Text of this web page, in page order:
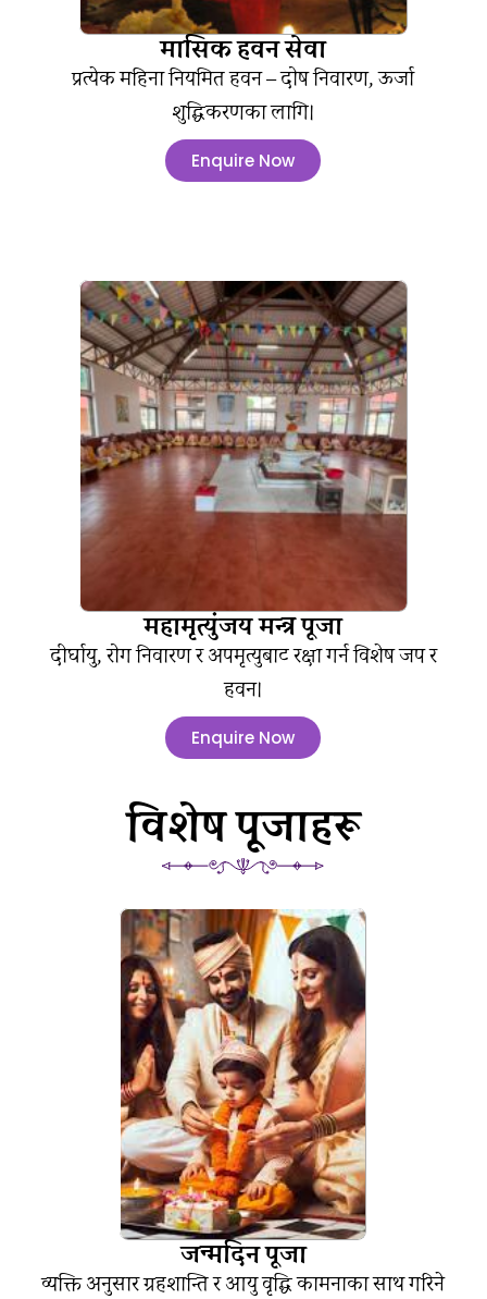
मासिक हवन सेवा
प्रत्येक महिना नियमित हवन – दोष निवारण, ऊर्जा
शुद्धिकरणका लागि।
Enquire Now
महामृत्युंजय मन्त्र पूजा
दीर्घायु, रोग निवारण र अपमृत्युबाट रक्षा गर्न विशेष जप र
हवन।
Enquire Now
विशेष पूजाहरू
जन्मदिन पूजा
व्यक्ति अनुसार ग्रहशान्ति र आयु वृद्धि कामनाका साथ गरिने